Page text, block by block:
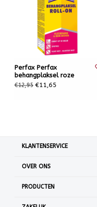
Perfax Perfax
behangplaksel roze
€12,95 €11,65
KLANTENSERVICE
OVER ONS
PRODUCTEN